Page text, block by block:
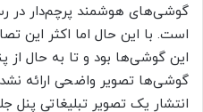
گوشی‌های هوشمند پرچم‌دار در
است. با این حال اما اکثر این
این گوشی‌ها بود و تا به حال از
گوشی‌ها تصویر واضحی ارائه